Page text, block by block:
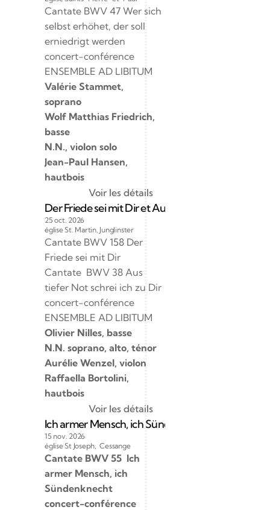
Cantate BWV 47 Wer sich
selbst erhöhet, der soll
erniedrigt werden
concert-conférence
ENSEMBLE AD LIBITUM
Valérie Stammet,
soprano
Wolf Matthias Friedrich,
basse
N.N., violon solo
Jean-Paul Hansen,
hautbois
Voir les détails
Der Friede sei mit Dir et Aus tiefer Not schrei ich
25 oct. 2026
église St. Martin, Junglinster
Cantate BWV 158 Der
Friede sei mit Dir
Cantate  BWV 38 Aus
tiefer Not schrei ich zu Dir
concert-conférence
ENSEMBLE AD LIBITUM
Olivier Nilles, basse
N.N. soprano, alto, ténor
Aurélie Wenzel, violon
Raﬀaella Bortolini,
hautbois
Voir les détails
Ich armer Mensch, ich Sündenknecht BWV 55
15 nov. 2026
église St Joseph,  Cessange
Cantate BWV 55  Ich
armer Mensch, ich
Sündenknecht
concert-conférence